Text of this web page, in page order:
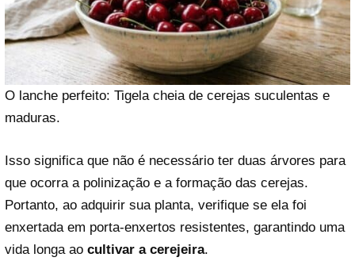
O lanche perfeito: Tigela cheia de cerejas suculentas e
maduras.
Isso significa que não é necessário ter duas árvores para
que ocorra a polinização e a formação das cerejas.
Portanto, ao adquirir sua planta, verifique se ela foi
enxertada em porta-enxertos resistentes, garantindo uma
vida longa ao cultivar a cerejeira.